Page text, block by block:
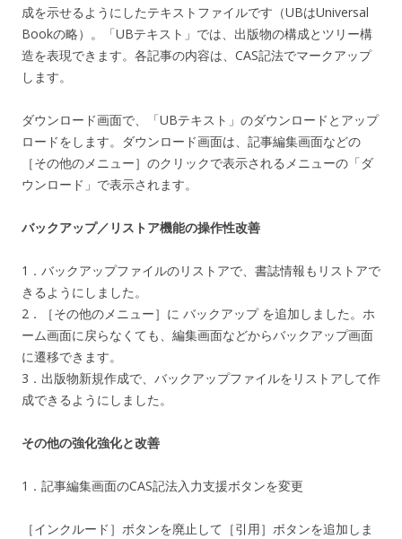
成を示せるようにしたテキストファイルです（UBはUniversal
Bookの略）。「UBテキスト」では、出版物の構成とツリー構
造を表現できます。各記事の内容は、CAS記法でマークアップ
します。
ダウンロード画面で、「UBテキスト」のダウンロードとアップ
ロードをします。ダウンロード画面は、記事編集画面などの
［その他のメニュー］のクリックで表示されるメニューの「ダ
ウンロード」で表示されます。
バックアップ／リストア機能の操作性改善
1．バックアップファイルのリストアで、書誌情報もリストアで
きるようにしました。
2．［その他のメニュー］に バックアップ を追加しました。ホ
ーム画面に戻らなくても、編集画面などからバックアップ画面
に遷移できます。
3．出版物新規作成で、バックアップファイルをリストアして作
成できるようにしました。
その他の強化強化と改善
1．記事編集画面のCAS記法入力支援ボタンを変更
［インクルード］ボタンを廃止して［引用］ボタンを追加しま